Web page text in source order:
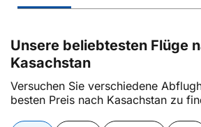
Unsere beliebtesten Flüge
Kasachstan
Versuchen Sie verschiedene
besten Preis nach Kasachstan zu